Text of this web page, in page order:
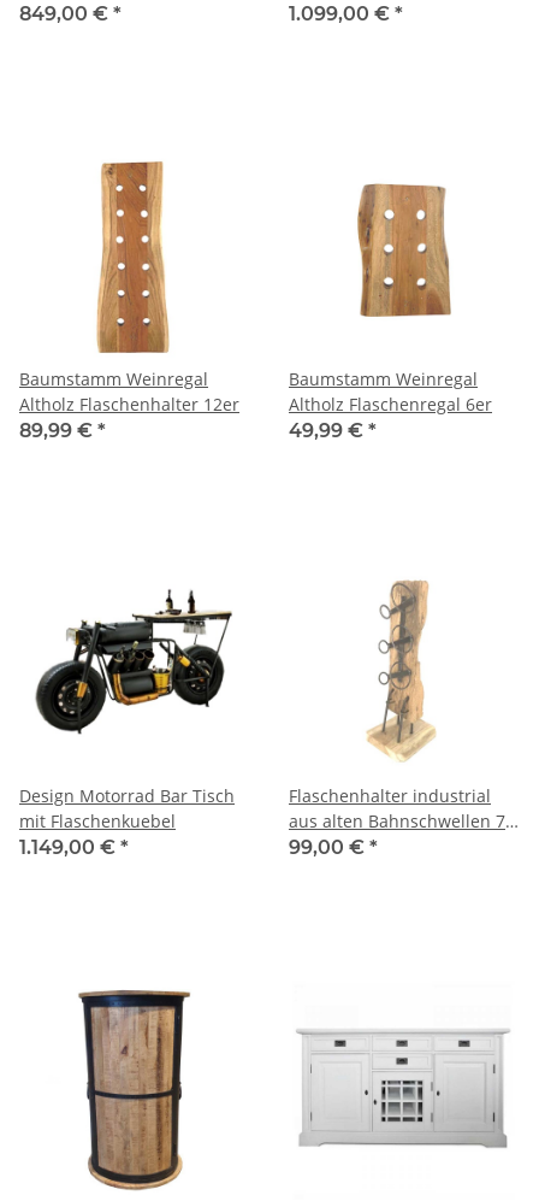
849,00 € *
1.099,00 € *
Baumstamm Weinregal
Altholz Flaschenhalter 12er
89,99 € *
Baumstamm Weinregal
Altholz Flaschenregal 6er
49,99 € *
Design Motorrad Bar Tisch
mit Flaschenkuebel
1.149,00 € *
Flaschenhalter industrial
aus alten Bahnschwellen 70
cm
99,00 € *